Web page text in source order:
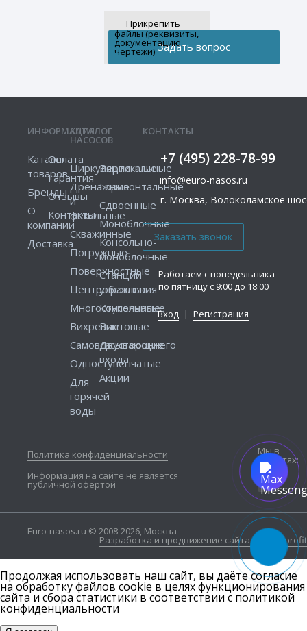
Прикрепить
файлы (реквизиты,
документацию,
чертежи)
КОНТАКТЫ
+7 (495) 228-78-99
info@euro-nasos.ru
г. Москва, Волоколамское
Работаем с понедельника
по пятницу с 9:00 до 18:00
Вход | Регистрация
ИНФОРМАЦИЯ
Каталог
товаров
Бренды
О
компании
Доставка
Оплата
Гарантия
Отзывы
Контакты
КАТАЛОГ
НАСОСОВ
Циркуляционные
Дренажные
и
фекальные
Скважинные
Погружные
Поверхностные
Центробежные
Многоступенчатые
Вихревые
Самовсасывающие
Одноступенчатые
Для
горячей
воды
Вертикальные
Горизонтальные
Сдвоенные
Моноблочные
Консольно-
моноблочные
Станции
управления
Консольные
Винтовые
Двустороннего
входа
Акции
Политика конфиденциальности
Информация на сайте не является
публичной офертой
Мы в
соцсетях:
Euro-nasos.ru © 2008-2026, Москва
Разработка и продвижение сайта — Seo4profit
Продолжая использовать наш сайт, вы даёте согласие
на обработку файлов cookie в целях функционирования
сайта и сбора статистики в соответствии с политикой
конфиденциальности